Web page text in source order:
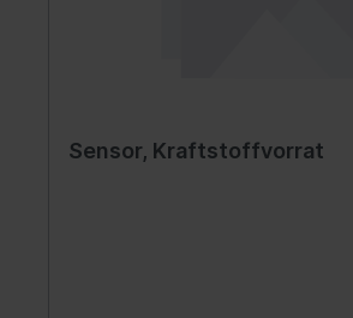
Sensor, Kraftstoffvorrat